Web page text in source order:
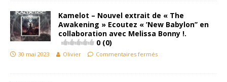
Kamelot – Nouvel extrait de « The
Awakening » Ecoutez « ’New Babylon’’ en
collaboration avec Melissa Bonny !.
0 (0)
30 mai 2023 Olivier Commentaires fermés